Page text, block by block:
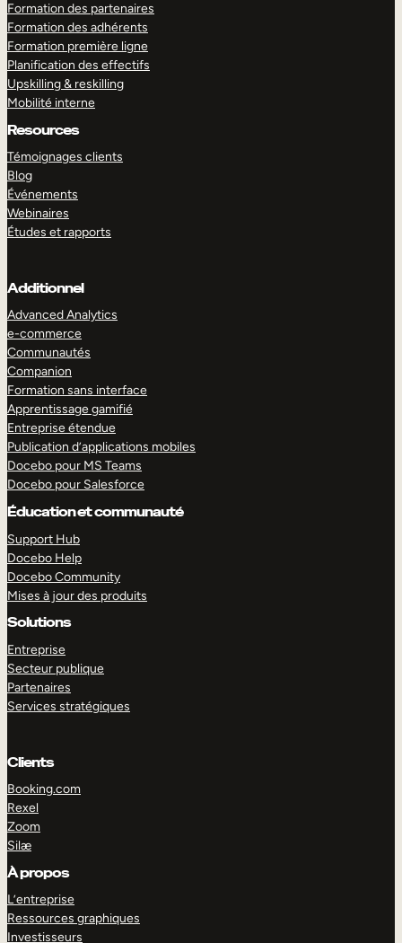
Formation des partenaires
Formation des adhérents
Formation première ligne
Planification des effectifs
Upskilling & reskilling
Mobilité interne
Resources
Témoignages clients
Blog
Événements
Webinaires
Études et rapports
Additionnel
Advanced Analytics
e-commerce
Communautés
Companion
Formation sans interface
Apprentissage gamifié
Entreprise étendue
Publication d’applications mobiles
Docebo pour MS Teams
Docebo pour Salesforce
Éducation et communauté
Support Hub
Docebo Help
Docebo Community
Mises à jour des produits
Solutions
Entreprise
Secteur publique
Partenaires
Services stratégiques
Clients
Booking.com
Rexel
Zoom
Silæ
À propos
L’entreprise
Ressources graphiques
Investisseurs